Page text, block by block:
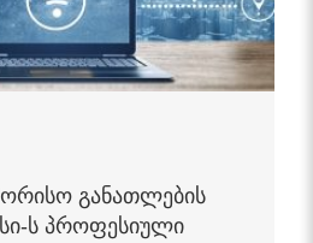
განათლების
ს პროფესიული